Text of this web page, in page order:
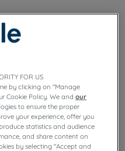
FOR US
by clicking on "Manage
Cookie Policy. We andour
to ensure the proper
your experience, offer you
statistics and audience
and share content on
by selecting "Accept and